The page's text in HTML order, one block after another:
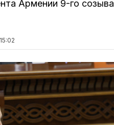
Армении 9-го созыва
15:02